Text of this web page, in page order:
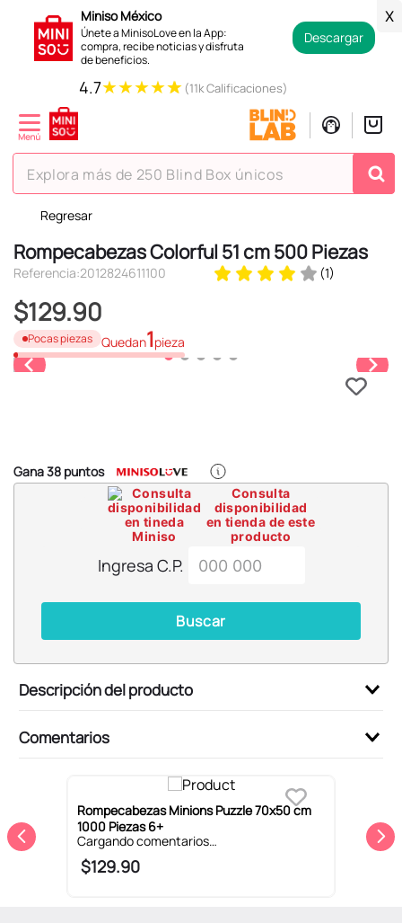
Miniso México
Únete a MinisoLove en la App:
compra, recibe noticias y disfruta
de beneficios.
Descargar
X
4.7★★★★★ (11k Calificaciones)
Explora más de 250 Blind Box únicos
Regresar
Rompecabezas Colorful 51 cm 500 Piezas
Referencia:2012824611100 (1)
$129.90
Pocas piezas Quedan1pieza
Gana38 puntos
Consulta
disponibilidad
en tienda de este
producto
Ingresa C.P.
Buscar
Descripción del producto
Comentarios
Rompecabezas Minions Puzzle 70x50 cm
1000 Piezas 6+
$129.90
TÉRMINOS MÁS BUSCADOS
1.
hello kitty
2.
spiderman
3.
peluche
4.
osito cariñosito
5.
8.
bts